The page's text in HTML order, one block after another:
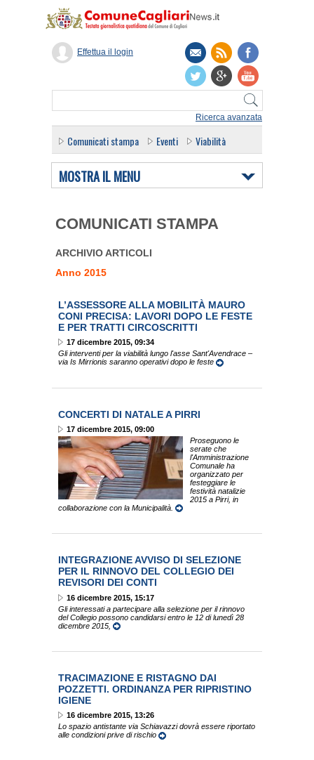
Ricerca avanzata
Effettua il login
Comunicati stampa Eventi Viabilità
MOSTRA IL MENU
COMUNICATI STAMPA
ARCHIVIO ARTICOLI
Anno 2015
L’ASSESSORE ALLA MOBILITÀ MAURO
CONI PRECISA: LAVORI DOPO LE FESTE
E PER TRATTI CIRCOSCRITTI
17 dicembre 2015, 09:34
Gli interventi per la viabilità lungo l'asse Sant'Avendrace –
via Is Mirrionis saranno operativi dopo le feste
CONCERTI DI NATALE A PIRRI
17 dicembre 2015, 09:00
Proseguono le
serate che
l'Amministrazione
Comunale ha
organizzato per
festeggiare le
festività natalizie
2015 a Pirri, in
collaborazione con la Municipalità.
INTEGRAZIONE AVVISO DI SELEZIONE
PER IL RINNOVO DEL COLLEGIO DEI
REVISORI DEI CONTI
16 dicembre 2015, 15:17
Gli interessati a partecipare alla selezione per il rinnovo
del Collegio possono candidarsi entro le 12 di lunedì 28
dicembre 2015,
TRACIMAZIONE E RISTAGNO DAI
POZZETTI. ORDINANZA PER RIPRISTINO
IGIENE
16 dicembre 2015, 13:26
Lo spazio antistante via Schiavazzi dovrà essere riportato
alle condizioni prive di rischio